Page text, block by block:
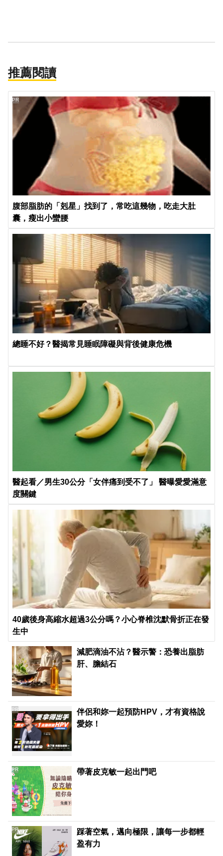
推薦閱讀
腹部脂肪的「剋星」找到了，常吃這幾物，吃走大肚
囊，瘦出小蠻腰
PR
總睡不好？醫揭常見睡眠障礙與背後健康危機
醫起看／男生30公分「女伴痛到受不了」 醫曝愛愛滿意
度關鍵
40歲後身高縮水超過3公分嗎？小心脊椎沈默骨折正在發
生中
減肥滴油不沾？醫示警：恐養出脂肪
肝、膽結石
伴侶和妳一起預防HPV，才有資格說
愛妳！
PR
帶著皮克敏一起出門吧
PR
踩著空氣，邁向極限，讓每一步都輕
盈有力
PR